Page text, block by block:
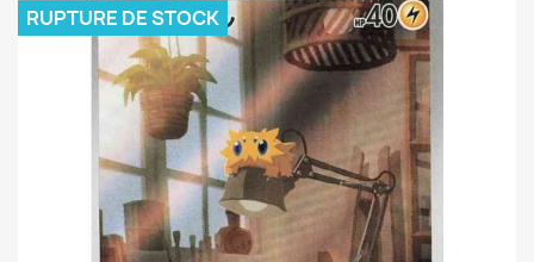
RUPTURE DE STOCK